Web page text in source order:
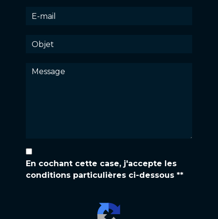
En cochant cette case, j'accepte les
conditions particulières ci-dessous **